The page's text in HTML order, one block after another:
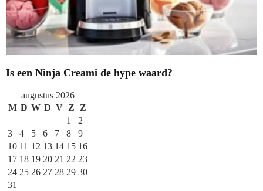
Is een Ninja Creami de hype waard?
augustus 2026
M D W D V Z Z
1
2
3
4 5 6 7 8
9
10 11 12 13 14 15 16
17 18 19 20 21 22 23
24 25 26 27 28 29 30
31